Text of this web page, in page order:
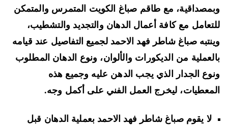
مع طاقم صباغ الكويت المتمرس والمتمكن
مع كافة أعمال الدهان والتجديد والتشطيب،
صباغ شاطر فهد الاحمد لجميع التفاصيل عند قيامه
من الديكورات والألوان، ونوع الدهان المطلوب
الجدار الذي يجب الدهن عليه وجميع هذه
ليخرج العمل الفني على أكمل وجه.
لا يقوم صباغ شاطر فهد الاحمد بعملية الدهان قبل